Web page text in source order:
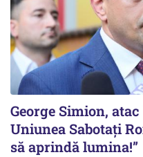
George Simion,
Uniunea Sabotați
să aprindă lumina!”